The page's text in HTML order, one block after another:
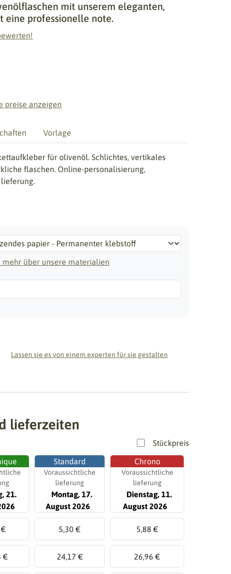
mit unserem eleganten,
eine professionelle note.
preise anzeigen
Vorlage
für olivenöl. Schlichtes, vertikales
flaschen. Online-personalisierung,
mehr über unsere materialien
Lassen sie es von einem experten für sie gestalten
lieferzeiten
Stückpreis
21.
Standard
Voraussichtliche
lieferung
Montag, 17.
August 2026
Chrono
Voraussichtliche
lieferung
Dienstag, 11.
August 2026
€ 5,30 € 5,88 €
€ 24,17 € 26,96 €